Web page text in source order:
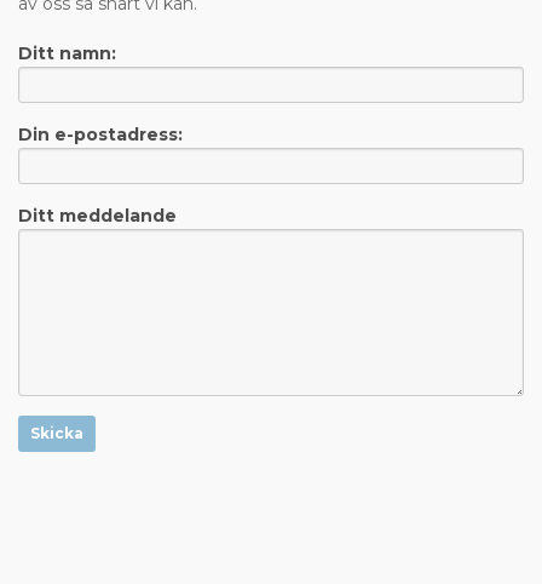
Ditt namn:
Din e-postadress:
Ditt meddelande
Skicka